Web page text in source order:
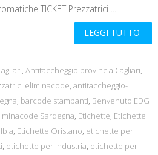
TICKET Prezzatrici ...
LEGGI TUTTO
, Antitaccheggio provincia Cagliari,
eliminacode, antitaccheggio-
, barcode stampanti, Benvenuto EDG
Sardegna, Etichette, Etichette
, Etichette Oristano, etichette per
, etichette per industria, etichette per